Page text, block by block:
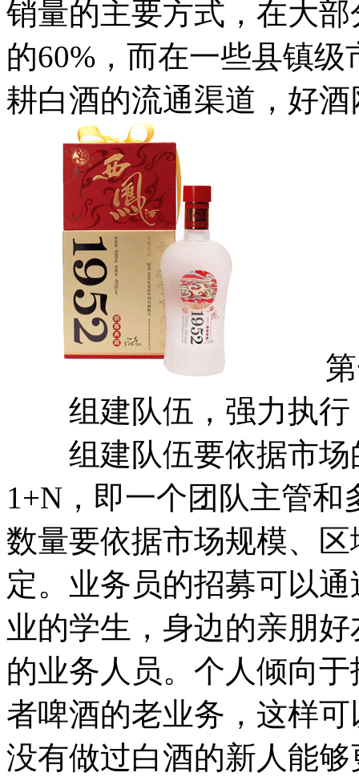
销量的主要方式，在大
的60%，而在一些县镇
耕白酒的流通渠道，好
第
组建队伍，强力执行
组建队伍要依据市场
1+N，即一个团队主管
数量要依据市场规模、
定。业务员的招募可以
业的学生，身边的亲朋
的业务人员。个人倾向
者啤酒的老业务，这样
没有做过白酒的新人能